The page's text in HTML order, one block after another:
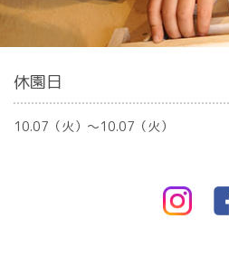
休園日
10.07（火）〜10.07（火）